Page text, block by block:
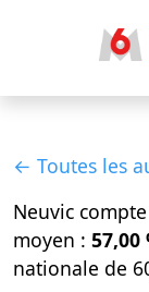
← Toutes les
Neuvic compte
moyen : 57,00
nationale de